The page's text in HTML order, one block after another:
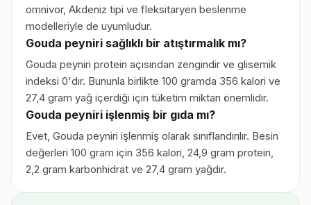
omnivor, Akdeniz tipi ve fleksitaryen beslenme
modelleriyle de uyumludur.
Gouda peyniri sağlıklı bir atıştırmalık mı?
Gouda peyniri protein açısından zengindir ve glisemik
indeksi 0'dır. Bununla birlikte 100 gramda 356 kalori ve
27,4 gram yağ içerdiği için tüketim miktarı önemlidir.
Gouda peyniri işlenmiş bir gıda mı?
Evet, Gouda peyniri işlenmiş olarak sınıflandırılır. Besin
değerleri 100 gram için 356 kalori, 24,9 gram protein,
2,2 gram karbonhidrat ve 27,4 gram yağdır.